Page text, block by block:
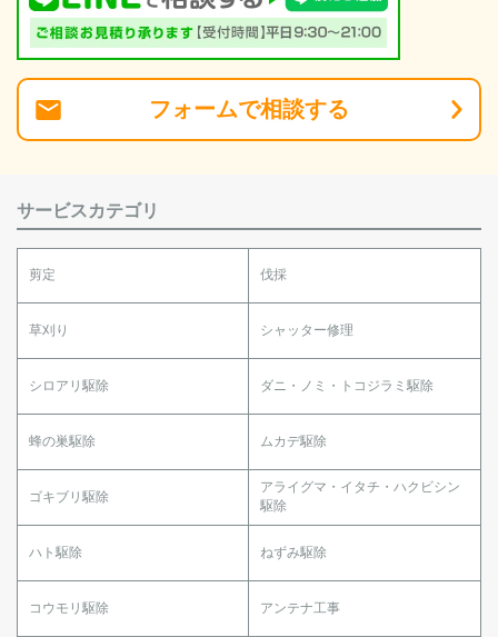
フォームで相談する
サービスカテゴリ
剪定 伐採
草刈り シャッター修理
シロアリ駆除 ダニ・ノミ・トコジラミ駆除
蜂の巣駆除 ムカデ駆除
ゴキブリ駆除
アライグマ・イタチ・ハクビシン
駆除
ハト駆除 ねずみ駆除
コウモリ駆除 アンテナ工事